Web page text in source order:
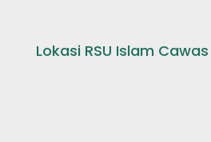
Lokasi RSU Islam Cawas